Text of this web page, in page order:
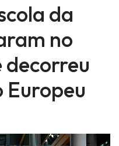
da
no
decorreu
Europeu